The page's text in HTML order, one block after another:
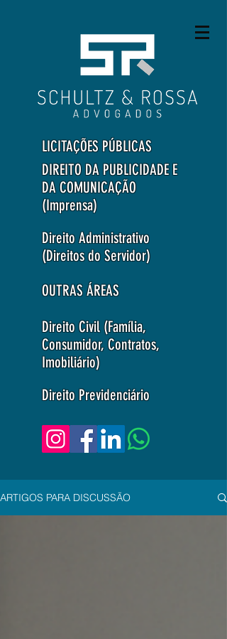
LICITAÇÕES PÚBLICAS
DIREITO DA PUBLICIDADE E
DA COMUNICAÇÃO
(Imprensa)
Direito Administrativo
(Direitos do Servidor)
OUTRAS ÁREAS
Direito Civil (Família,
Consumidor, Contratos,
Imobiliário)
Direito Previdenciário
ARTIGOS PARA DISCUSSÃO